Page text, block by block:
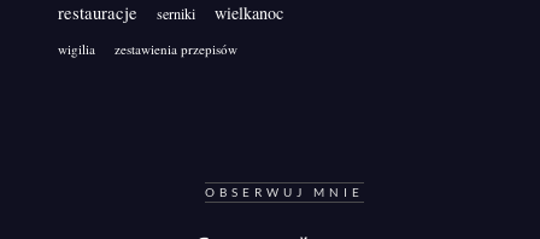
restauracje serniki wielkanoc
wigilia zestawienia przepisów
OBSERWUJ MNIE